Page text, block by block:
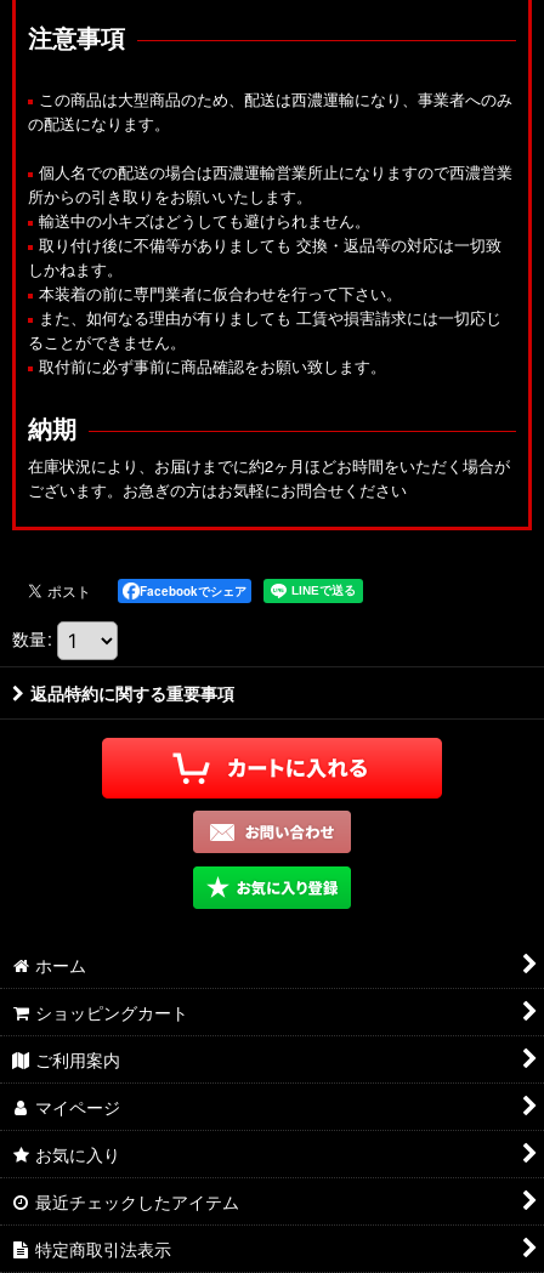
注意事項
この商品は大型商品のため、配送は西濃運輸になり、事業者へのみ
の配送になります。
個人名での配送の場合は西濃運輸営業所止になりますので西濃営業
所からの引き取りをお願いいたします。
輸送中の小キズはどうしても避けられません。
取り付け後に不備等がありましても 交換・返品等の対応は一切致
しかねます。
本装着の前に専門業者に仮合わせを行って下さい。
また、如何なる理由が有りましても 工賃や損害請求には一切応じ
ることができません。
取付前に必ず事前に商品確認をお願い致します。
納期
在庫状況により、お届けまでに約2ヶ月ほどお時間をいただく場合が
ございます。お急ぎの方はお気軽にお問合せください
Facebookでシェア
数量:
返品特約に関する重要事項
ホーム
ショッピングカート
ご利用案内
マイページ
お気に入り
最近チェックしたアイテム
特定商取引法表示